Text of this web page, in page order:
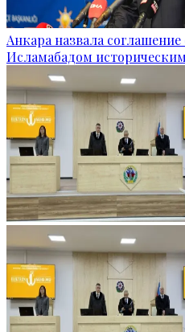
Анкара назвала
Исламабадом